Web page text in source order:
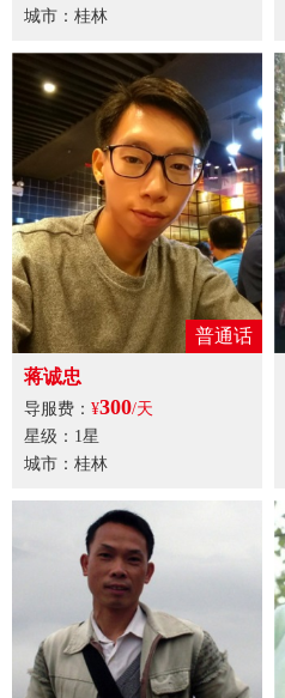
城市：桂林
普通话
蒋诚忠
导服费： ¥300/天
星级：1星
城市：桂林